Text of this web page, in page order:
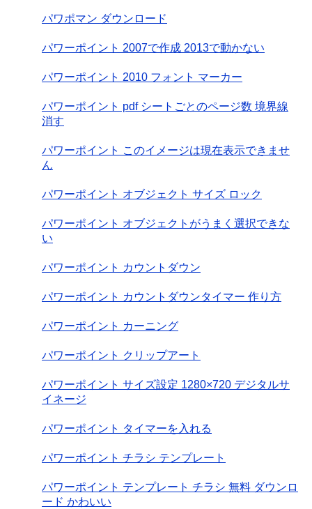
パワポマン ダウンロード
パワーポイント 2007で作成 2013で動かない
パワーポイント 2010 フォント マーカー
パワーポイント pdf シートごとのページ数 境界線
消す
パワーポイント このイメージは現在表示できませ
ん
パワーポイント オブジェクト サイズ ロック
パワーポイント オブジェクトがうまく選択できな
い
パワーポイント カウントダウン
パワーポイント カウントダウンタイマー 作り方
パワーポイント カーニング
パワーポイント クリップアート
パワーポイント サイズ設定 1280×720 デジタルサ
イネージ
パワーポイント タイマーを入れる
パワーポイント チラシ テンプレート
パワーポイント テンプレート チラシ 無料 ダウンロ
ード かわいい